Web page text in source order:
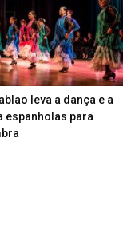
leva a dança e a
espanholas para